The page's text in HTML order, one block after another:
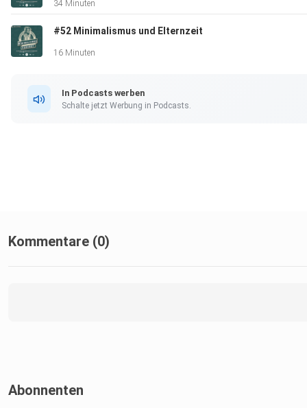
34 Minuten
#52 Minimalismus und Elternzeit
16 Minuten
In Podcasts werben
Schalte jetzt Werbung in Podcasts.
Kommentare (0)
Abonnenten